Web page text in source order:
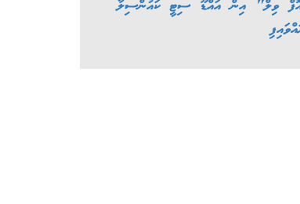
ވިލް" އިން އައްޑޫ ސިޓީ ކައުންސިލާ